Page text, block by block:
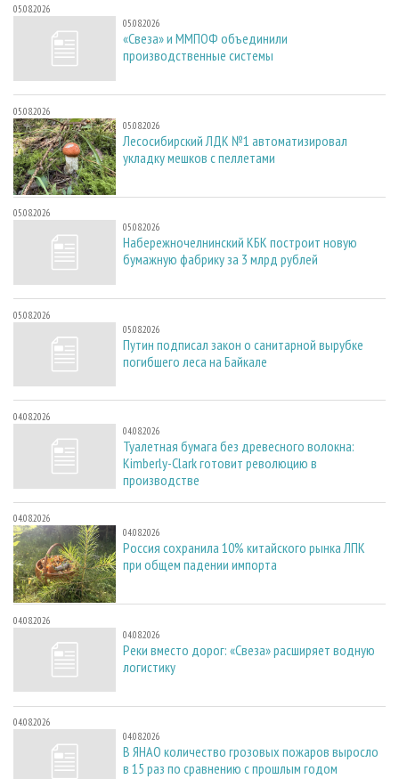
СУШКА ДРЕВЕСИНЫ
ПРОИЗВОДСТВО ДРЕВЕСНЫХ ПЛИТ
ДЕРЕВЯННОЕ ДОМОСТРОЕНИЕ
ПРОИЗВОДСТВО МЕБЕЛИ
БИОЭНЕРГЕТИКА
ЦБП
ИНСТРУМЕНТ И МАТЕРИАЛЫ
ПЕРСОНЫ
МОБИЛЬНЫЕ ВЫСТАВКИ
ОФИЦИАЛЬНЫЕ ДЕЛЕГАЦИИ
ПРИОРИТЕТНЫЕ ИНВЕСТПРОЕКТЫ
RUSSIAN FORESTRY REVIEW
ГАЗЕТА ЛЕСПРОМФОРУМ
БИБЛИОТЕКА СПЕЦИАЛИСТА
КОНТАКТЫ
РЕКЛАМА
РЕКЛАМА НА САЙТЕ
05.08.2026
05.08.2026
«Свеза» и ММПОФ объединили
производственные системы
05.08.2026
05.08.2026
Лесосибирский ЛДК №1 автоматизировал
укладку мешков с пеллетами
05.08.2026
05.08.2026
Набережночелнинский КБК построит новую
бумажную фабрику за 3 млрд рублей
05.08.2026
05.08.2026
Путин подписал закон о санитарной вырубке
погибшего леса на Байкале
04.08.2026
04.08.2026
Туалетная бумага без древесного волокна:
Kimberly-Clark готовит революцию в
производстве
04.08.2026
04.08.2026
Россия сохранила 10% китайского рынка ЛПК
при общем падении импорта
04.08.2026
04.08.2026
Реки вместо дорог: «Свеза» расширяет водную
логистику
04.08.2026
04.08.2026
В ЯНАО количество грозовых пожаров выросло
в 15 раз по сравнению с прошлым годом